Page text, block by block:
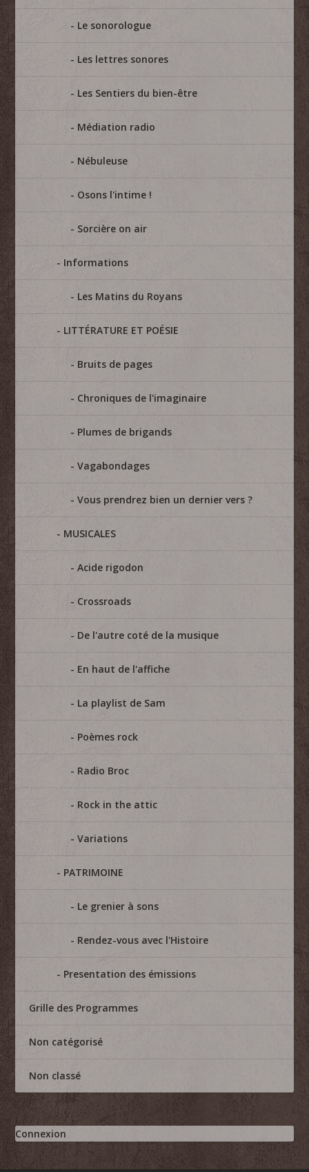
Le sonorologue
Les lettres sonores
Les Sentiers du bien-être
Médiation radio
Nébuleuse
Osons l'intime !
Sorcière on air
Informations
Les Matins du Royans
LITTÉRATURE ET POÉSIE
Bruits de pages
Chroniques de l'imaginaire
Plumes de brigands
Vagabondages
Vous prendrez bien un dernier vers ?
MUSICALES
Acide rigodon
Crossroads
De l'autre coté de la musique
En haut de l'affiche
La playlist de Sam
Poèmes rock
Radio Broc
Rock in the attic
Variations
PATRIMOINE
Le grenier à sons
Rendez-vous avec l'Histoire
Presentation des émissions
Grille des Programmes
Non catégorisé
Non classé
Connexion